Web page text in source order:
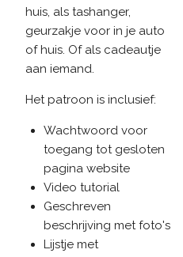
huis, als tashanger,
geurzakje voor in je auto
of huis. Of als cadeautje
aan iemand.
Het patroon is inclusief:
Wachtwoord voor
toegang tot gesloten
pagina website
Video tutorial
Geschreven
beschrijving met foto's
Lijstje met